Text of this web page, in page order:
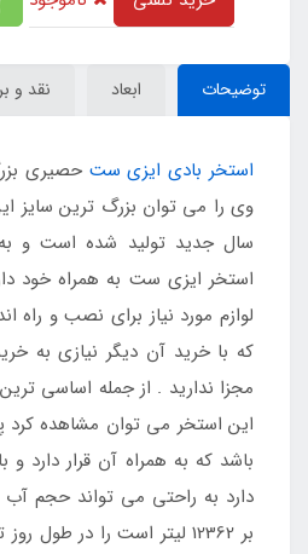
توضیحات ابعاد نقد و
استخر بادی ایزی ست حصیری
وی را می توان بزرگ ترین سایز
سال جدید تولید شده است و
استخر ایزی ست به همراه خود
لوازم مورد نیاز برای نصب و راه
که با خرید آن دیگر نیازی به
مجزا ندارید . از جمله اساسی
این استخر می توان مشاهده
باشد که به همراه آن قرار دارد و
دارد به راحتی می تواند حجم آب
بر 12362 لیتر است را در طول